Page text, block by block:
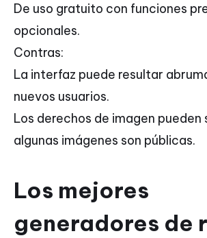
De uso gratuito con funciones
opcionales.
Contras:
La interfaz puede resultar
nuevos usuarios.
Los derechos de imagen pueden
algunas imágenes son públicas.
Los mejores
generadores de